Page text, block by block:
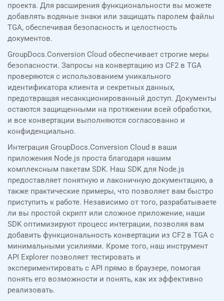
проекта. Для расширения функциональности вы можете
добавлять водяные знаки или защищать паролем файлы
TGA, обеспечивая безопасность и целостность
документов.
GroupDocs.Conversion Cloud обеспечивает строгие меры
безопасности. Запросы на конвертацию из CF2 в TGA
проверяются с использованием уникального
идентификатора клиента и секретных данных,
предотвращая несанкционированный доступ. Документы
остаются защищенными на протяжении всей обработки,
и все конвертации выполняются согласованно и
конфиденциально.
Интеграция GroupDocs.Conversion Cloud в ваши
приложения Node.js проста благодаря нашим
комплексным пакетам SDK. Наш SDK для Node.js
предоставляет понятную и лаконичную документацию, а
также практические примеры, что позволяет вам быстро
приступить к работе. Независимо от того, разрабатываете
ли вы простой скрипт или сложное приложение, наши
SDK оптимизируют процесс интеграции, позволяя вам
добавить функциональность конвертации из CF2 в TGA с
минимальными усилиями. Кроме того, наш инструмент
API Explorer позволяет тестировать и
экспериментировать с API прямо в браузере, помогая
понять его возможности и понять, как их эффективно
реализовать.